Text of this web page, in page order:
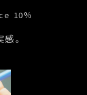
10％
。